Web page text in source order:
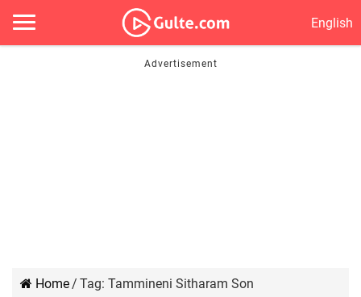
English
Home/ Tag: Tammineni Sitharam Son